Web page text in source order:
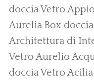
doccia Vetro
Aurelia Box
Architettura di
Vetro Aurelio
doccia Vetro